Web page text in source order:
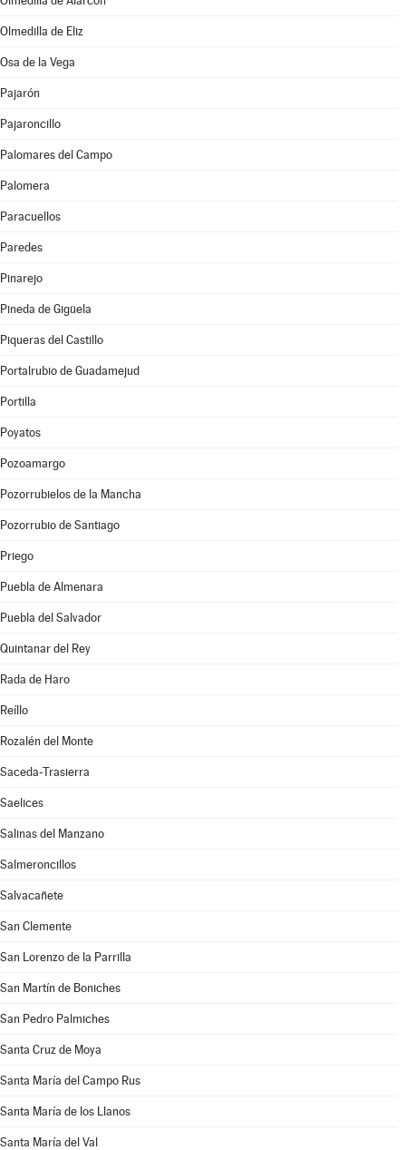
Olmedilla de Eliz
Osa de la Vega
Pajarón
Pajaroncillo
Palomares del Campo
Palomera
Paracuellos
Paredes
Pinarejo
Pineda de Gigüela
Piqueras del Castillo
Portalrubio de Guadamejud
Portilla
Poyatos
Pozoamargo
Pozorrubielos de la Mancha
Pozorrubio de Santiago
Priego
Puebla de Almenara
Puebla del Salvador
Quintanar del Rey
Rada de Haro
Reíllo
Rozalén del Monte
Saceda-Trasierra
Saelices
Salinas del Manzano
Salmeroncillos
Salvacañete
San Clemente
San Lorenzo de la Parrilla
San Martín de Boniches
San Pedro Palmiches
Santa Cruz de Moya
Santa María del Campo Rus
Santa María de los Llanos
Santa María del Val